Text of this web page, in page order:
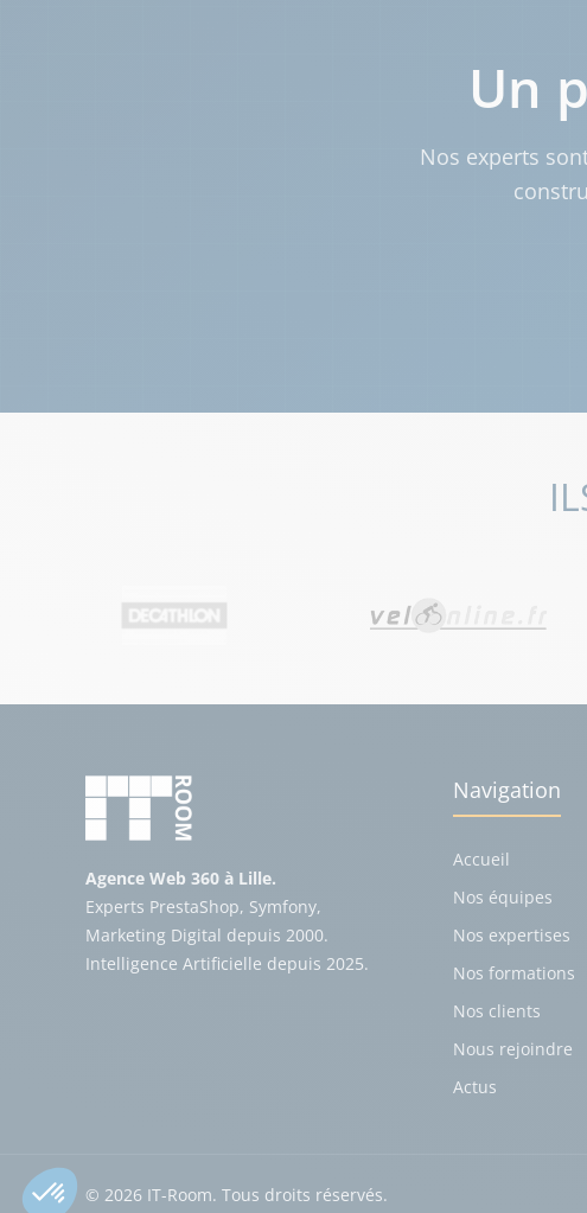
Un
Nos experts
Agence Web 360 à Lille.
Experts PrestaShop, Symfony,
Marketing Digital depuis 2000.
Intelligence Artificielle depuis 2025.
Navigation
Accueil
Nos équipes
Nos expertises
Nos formations
Nos clients
Nous rejoindre
Actus
© 2026 IT-Room. Tous droits réservés.